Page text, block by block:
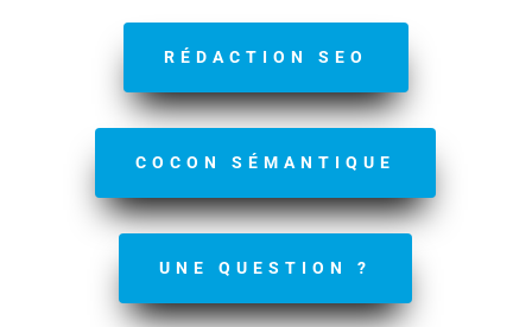
RÉDACTION SEO
COCON SÉMANTIQUE
UNE QUESTION ?